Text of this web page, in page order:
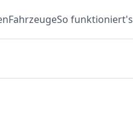
FahrzeugeSo funktioniert's